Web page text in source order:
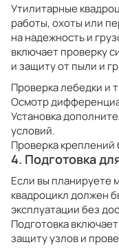
Утилитарные
работы, охоты или
на надежность и
включает проверку
и защиту от пыли и
Проверка лебедки и
Осмотр
Установка
условий.
Проверка креплений
4. Подготовка
Если вы планируете
квадроцикл должен
эксплуатации без
Подготовка
защиту узлов и